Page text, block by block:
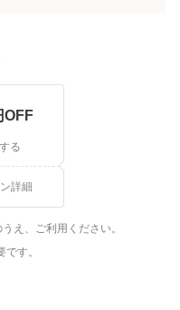
OFF
る
詳細
え、ご利用ください。
す。